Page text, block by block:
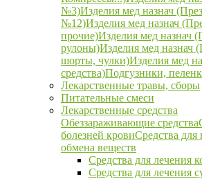
№3)Изделия мед назнач
№12)Изделия мед назнач
прочие)Изделия мед назнач
рулоны)Изделия мед назнач
шорты, чулки)Изделия мед
средства)Подгузники,
Лекарственные травы, сборы
Питательные смеси
Лекарственные средства
Обеззараживающие средства
болезней кровиСредства для
обмена веществ
Средства для лечения
Средства для лечения